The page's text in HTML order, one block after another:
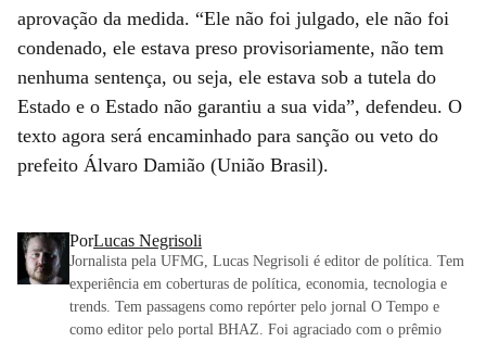
aprovação da medida. “Ele não foi julgado, ele não foi
condenado, ele estava preso provisoriamente, não tem
nenhuma sentença, ou seja, ele estava sob a tutela do
Estado e o Estado não garantiu a sua vida”, defendeu. O
texto agora será encaminhado para sanção ou veto do
prefeito Álvaro Damião (União Brasil).
PorLucas Negrisoli
Jornalista pela UFMG, Lucas Negrisoli é editor de política. Tem
experiência em coberturas de política, economia, tecnologia e
trends. Tem passagens como repórter pelo jornal O Tempo e
como editor pelo portal BHAZ. Foi agraciado com o prêmio